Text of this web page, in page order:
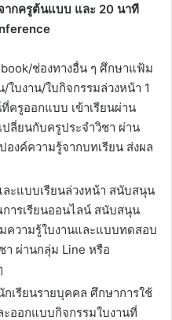
ากครูต้นแบบ และ 20 นาที
ช่องทางอื่น ๆ ศึกษาแฟ้ม
/ใบงาน/ใบกิจกรรมล่วงหน้า 1
ครูออกแบบ เข้าเรียนผ่าน
ลี่ยนกับครูประจำวิชา ผ่าน
งค์ความรู้จากบทเรียน ส่งผล
ะแบบเรียนล่วงหน้า สนับสนุน
ารเรียนออนไลน์ สนับสนุน
ความรู้ใบงานและแบบทดสอบ
ผ่านกลุ่ม Line หรือ
เรียนรายบุคคล ศึกษาการใช้
ออกแบบกิจกรรมใบงานที่